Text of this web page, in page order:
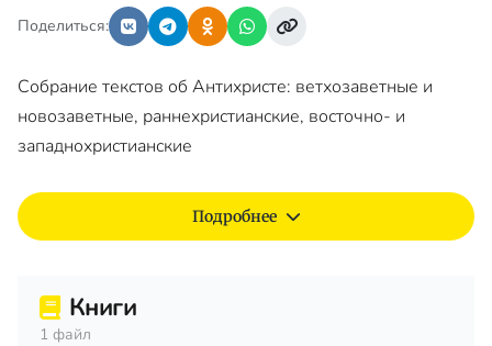
Поделиться:
Собрание текстов об Антихристе: ветхозаветные и
новозаветные, раннехристианские, восточно- и
западнохристианские
Подробнее
Книги
1 файл